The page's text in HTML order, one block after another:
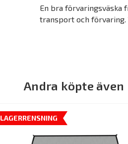
En bra förvaringsväska
transport och förvaring.
Andra köpte även
LAGERRENSNING